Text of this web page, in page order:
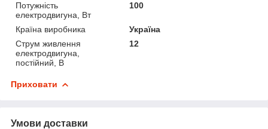
Потужність
електродвигуна, Вт
100
Країна виробника
Україна
Струм живлення
електродвигуна,
постійний, В
12
Приховати
Умови доставки